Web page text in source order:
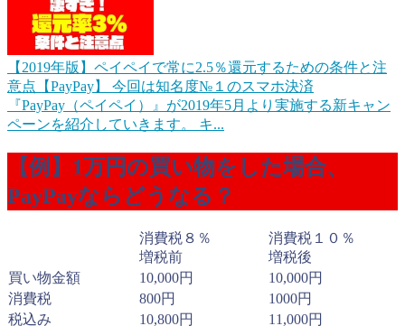
【2019年版】ペイペイで常に2.5％還元するための条件と注
意点【PayPay】
今回は知名度№１のスマホ決済
『PayPay（ペイペイ）』が2019年5月より実施する新キャン
ペーンを紹介していきます。 キ...
【例】1万円の買い物をした場合、
PayPayならどうなる？
消費税８％
増税前
消費税１０％
増税後
買い物金額
10,000円
10,000円
消費税
800円
1000円
税込み
10,800円
11,000円